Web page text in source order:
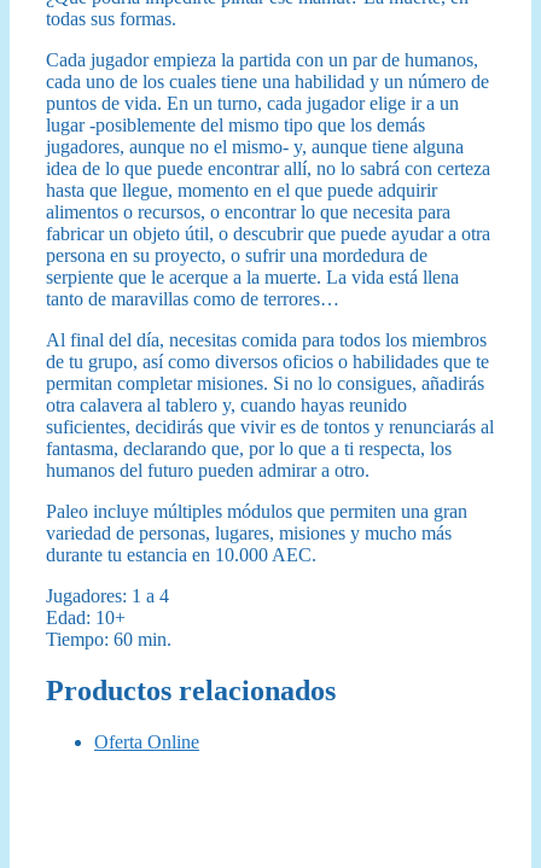
todas sus formas.
Cada jugador empieza la partida con un par de humanos,
cada uno de los cuales tiene una habilidad y un número de
puntos de vida. En un turno, cada jugador elige ir a un
lugar -posiblemente del mismo tipo que los demás
jugadores, aunque no el mismo- y, aunque tiene alguna
idea de lo que puede encontrar allí, no lo sabrá con certeza
hasta que llegue, momento en el que puede adquirir
alimentos o recursos, o encontrar lo que necesita para
fabricar un objeto útil, o descubrir que puede ayudar a otra
persona en su proyecto, o sufrir una mordedura de
serpiente que le acerque a la muerte. La vida está llena
tanto de maravillas como de terrores…
Al final del día, necesitas comida para todos los miembros
de tu grupo, así como diversos oficios o habilidades que te
permitan completar misiones. Si no lo consigues, añadirás
otra calavera al tablero y, cuando hayas reunido
suficientes, decidirás que vivir es de tontos y renunciarás al
fantasma, declarando que, por lo que a ti respecta, los
humanos del futuro pueden admirar a otro.
Paleo incluye múltiples módulos que permiten una gran
variedad de personas, lugares, misiones y mucho más
durante tu estancia en 10.000 AEC.
Jugadores: 1 a 4
Edad: 10+
Tiempo: 60 min.
Productos relacionados
Oferta Online